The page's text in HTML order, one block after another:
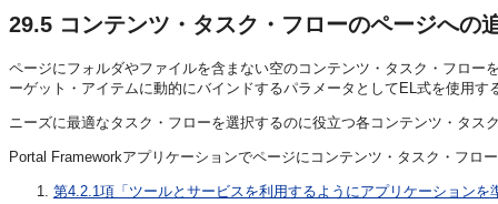
29.5 コンテンツ・タスク・フローのページへの
ページにフォルダやファイルを含まない空のコンテンツ・タスク・フロ
ーゲット・アイテムに動的にバインドするパラメータとしてEL式を使用す
ニーズに最適なタスク・フローを選択するのに役立つ各コンテンツ・タス
Portal Frameworkアプリケーションでページにコンテンツ・タスク・フロ
第4.2.1項「ツールとサービスを利用するようにアプリケーションを